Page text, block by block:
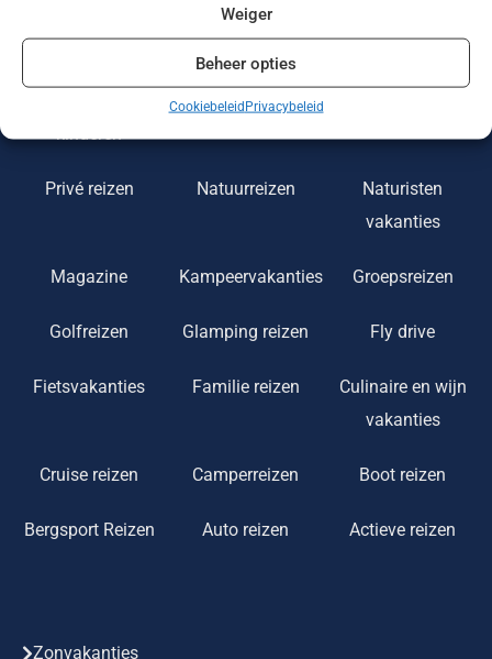
Weiger
Beheer opties
CookiebeleidPrivacybeleid
Stedentrips
kinderen
Safari
Privé reizen Natuurreizen
Naturisten
vakanties
Magazine Kampeervakanties Groepsreizen
Golfreizen Glamping reizen Fly drive
Fietsvakanties Familie reizen
Culinaire en wijn
vakanties
Cruise reizen Camperreizen Boot reizen
Bergsport Reizen Auto reizen Actieve reizen
Zonvakanties